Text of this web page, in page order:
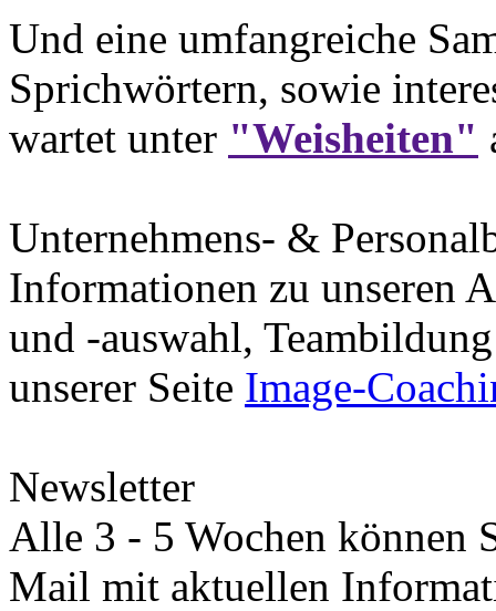
Und eine umfangreiche
Sprichwörtern, sowie
wartet unter "Weisheiten"
Unternehmens- &
Informationen zu unseren
und -auswahl,
unserer Seite Image-
Newsletter
Alle 3 - 5 Wochen können
Mail mit aktuellen